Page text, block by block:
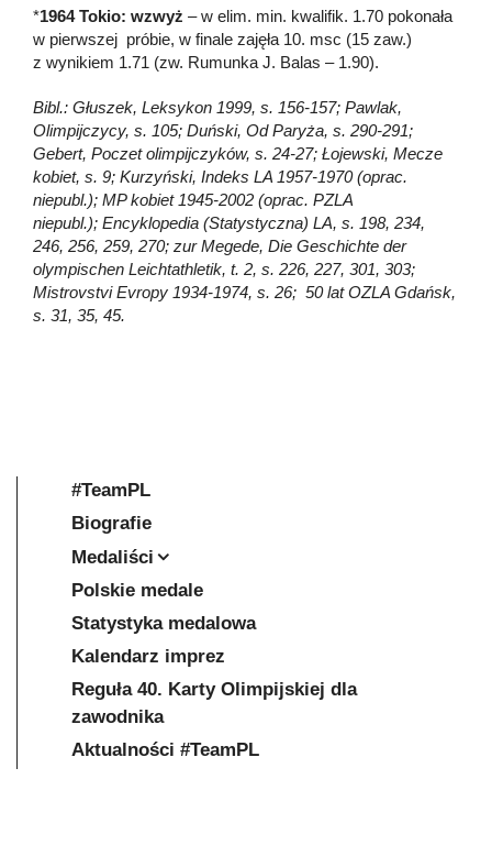
*1964 Tokio: wzwyż – w elim. min. kwalifik. 1.70 pokonała
w pierwszej próbie, w finale zajęła 10. msc (15 zaw.)
z wynikiem 1.71 (zw. Rumunka J. Balas – 1.90).
Bibl.: Głuszek, Leksykon 1999, s. 156-157; Pawlak,
Olimpijczycy, s. 105; Duński, Od Paryża, s. 290-291;
Gebert, Poczet olimpijczyków, s. 24-27; Łojewski, Mecze
kobiet, s. 9; Kurzyński, Indeks LA 1957-1970 (oprac.
niepubl.); MP kobiet 1945-2002 (oprac. PZLA
niepubl.); Encyklopedia (Statystyczna) LA, s. 198, 234,
246, 256, 259, 270; zur Megede, Die Geschichte der
olympischen Leichtathletik, t. 2, s. 226, 227, 301, 303;
Mistrovstvi Evropy 1934-1974, s. 26; 50 lat OZLA Gdańsk,
s. 31, 35, 45.
#TeamPL
Biografie
Medaliści
Polskie medale
Statystyka medalowa
Kalendarz imprez
Reguła 40. Karty Olimpijskiej dla
zawodnika
Aktualności #TeamPL